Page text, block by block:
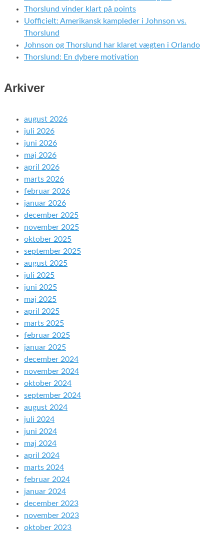
Thorslund vinder klart på points
Uofficielt: Amerikansk kampleder i Johnson vs.
Thorslund
Johnson og Thorslund har klaret vægten i Orlando
Thorslund: En dybere motivation
Arkiver
august 2026
juli 2026
juni 2026
maj 2026
april 2026
marts 2026
februar 2026
januar 2026
december 2025
november 2025
oktober 2025
september 2025
august 2025
juli 2025
juni 2025
maj 2025
april 2025
marts 2025
februar 2025
januar 2025
december 2024
november 2024
oktober 2024
september 2024
august 2024
juli 2024
juni 2024
maj 2024
april 2024
marts 2024
februar 2024
januar 2024
december 2023
november 2023
oktober 2023